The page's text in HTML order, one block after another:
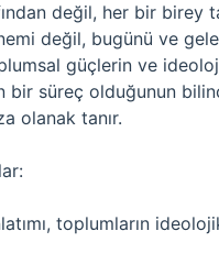
değil, her bir birey
değil, bugünü ve
güçlerin ve
bir süreç olduğunun
olanak tanır.
toplumların